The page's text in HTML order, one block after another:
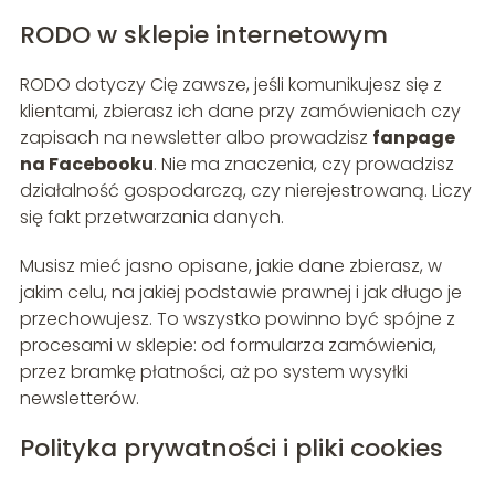
RODO w sklepie internetowym
RODO dotyczy Cię zawsze, jeśli komunikujesz się z
klientami, zbierasz ich dane przy zamówieniach czy
zapisach na newsletter albo prowadzisz fanpage
na Facebooku. Nie ma znaczenia, czy prowadzisz
działalność gospodarczą, czy nierejestrowaną. Liczy
się fakt przetwarzania danych.
Musisz mieć jasno opisane, jakie dane zbierasz, w
jakim celu, na jakiej podstawie prawnej i jak długo je
przechowujesz. To wszystko powinno być spójne z
procesami w sklepie: od formularza zamówienia,
przez bramkę płatności, aż po system wysyłki
newsletterów.
Polityka prywatności i pliki cookies